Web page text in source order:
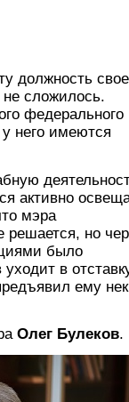
должность
не сложилось.
федерального
него имеются
активно
мэра
решается, но
было
в
ему
Олег Булеков.